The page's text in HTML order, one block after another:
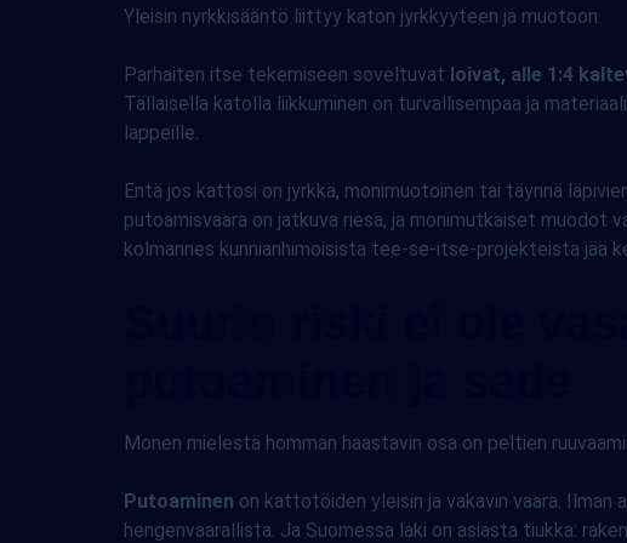
Yleisin nyrkkisääntö liittyy katon jyrkkyyteen ja muotoon.
Parhaiten itse tekemiseen soveltuvat loivat, alle 1:4
Tällaisella katolla liikkuminen on turvallisempaa ja
lappeille.
Entä jos kattosi on jyrkkä, monimuotoinen tai täynnä
putoamisvaara on jatkuva riesa, ja monimutkaiset
kolmannes kunnianhimoisista tee-se-itse-projekteista jää
Monen mielestä homman haastavin osa on peltien
Putoaminen on kattotöiden yleisin ja vakavin vaara.
hengenvaarallista. Ja Suomessa laki on asiasta tiukka: